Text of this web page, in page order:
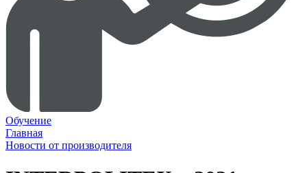
Обучение
Главная
Новости от производителя